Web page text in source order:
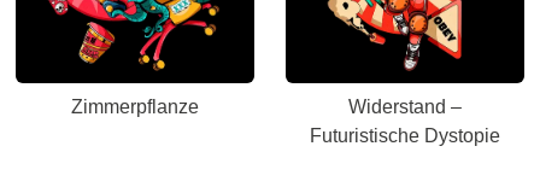
Zimmerpflanze
Widerstand –
Futuristische Dystopie